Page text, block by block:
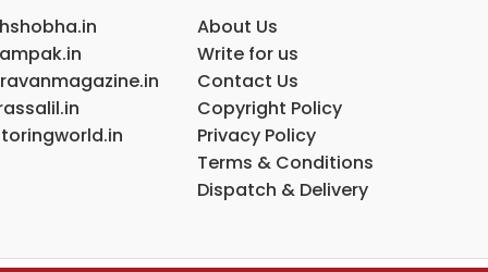
About Us
Write for us
Contact Us
Copyright Policy
Privacy Policy
Terms & Conditions
Dispatch & Delivery